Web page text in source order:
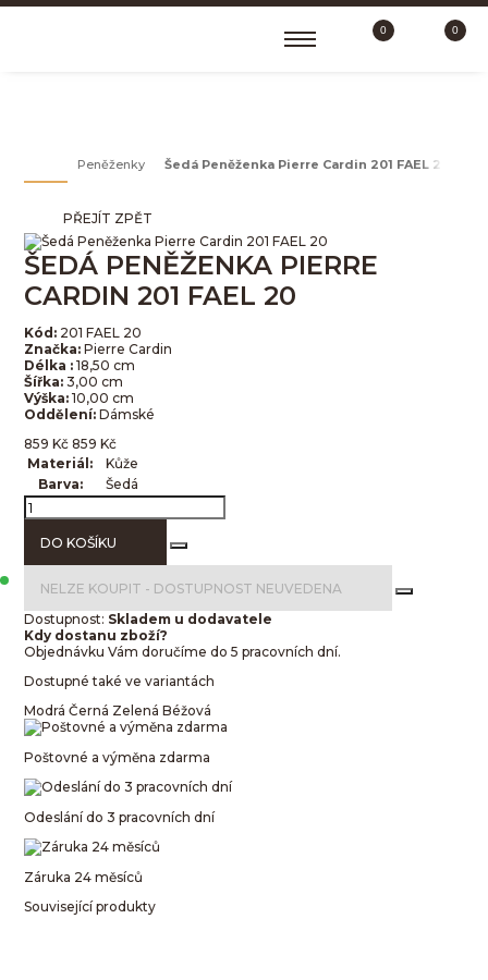
0 0
Peněženky Šedá Peněženka Pierre Cardin 201 FAEL 20
PŘEJÍT ZPĚT
ŠEDÁ PENĚŽENKA PIERRE
CARDIN 201 FAEL 20
Kód: 201 FAEL 20
Značka: Pierre Cardin
Délka :18,50 cm
Šířka:3,00 cm
Výška:10,00 cm
Oddělení:Dámské
859 Kč 859 Kč
Materiál:
Kůže
Barva:
Šedá
DO KOŠÍKU
NELZE KOUPIT - DOSTUPNOST NEUVEDENA
Dostupnost: Skladem u dodavatele
Kdy dostanu zboží?
Objednávku Vám doručíme do 5 pracovních dní.
Dostupné také ve variantách
Modrá Černá Zelená Béžová
Poštovné a výměna zdarma
Odeslání do 3 pracovních dní
Záruka 24 měsíců
Související produkty